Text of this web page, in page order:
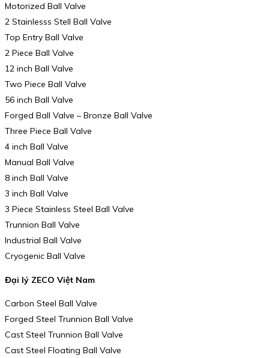
Motorized Ball Valve
2 Stainlesss Stell Ball Valve
Top Entry Ball Valve
2 Piece Ball Valve
12 inch Ball Valve
Two Piece Ball Valve
56 inch Ball Valve
Forged Ball Valve – Bronze Ball Valve
Three Piece Ball Valve
4 inch Ball Valve
Manual Ball Valve
8 inch Ball Valve
3 inch Ball Valve
3 Piece Stainless Steel Ball Valve
Trunnion Ball Valve
Industrial Ball Valve
Cryogenic Ball Valve
Đại lý ZECO Việt Nam
Carbon Steel Ball Valve
Forged Steel Trunnion Ball Valve
Cast Steel Trunnion Ball Valve
Cast Steel Floating Ball Valve